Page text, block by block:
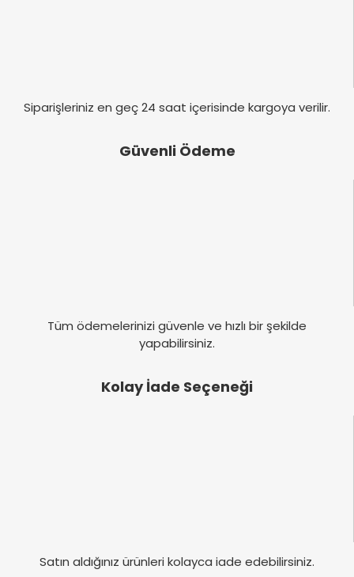
Siparişleriniz en geç 24 saat içerisinde kargoya verilir.
Güvenli Ödeme
Tüm ödemelerinizi güvenle ve hızlı bir şekilde
yapabilirsiniz.
Kolay İade Seçeneği
Satın aldığınız ürünleri kolayca iade edebilirsiniz.